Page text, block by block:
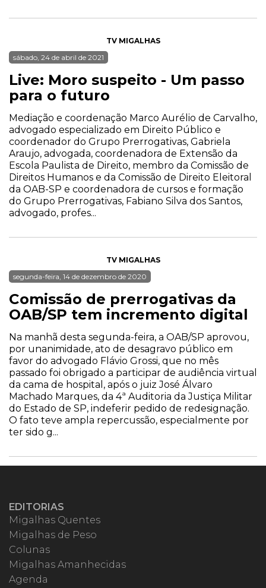
TV MIGALHAS
sábado, 24 de abril de 2021
Live: Moro suspeito - Um passo
para o futuro
Mediação e coordenação Marco Aurélio de Carvalho,
advogado especializado em Direito Público e
coordenador do Grupo Prerrogativas, Gabriela
Araujo, advogada, coordenadora de Extensão da
Escola Paulista de Direito, membro da Comissão de
Direitos Humanos e da Comissão de Direito Eleitoral
da OAB-SP e coordenadora de cursos e formação
do Grupo Prerrogativas, Fabiano Silva dos Santos,
advogado, profes...
TV MIGALHAS
segunda-feira, 14 de dezembro de 2020
Comissão de prerrogativas da
OAB/SP tem incremento digital
Na manhã desta segunda-feira, a OAB/SP aprovou,
por unanimidade, ato de desagravo público em
favor do advogado Flávio Grossi, que no mês
passado foi obrigado a participar de audiência virtual
da cama de hospital, após o juiz José Álvaro
Machado Marques, da 4ª Auditoria da Justiça Militar
do Estado de SP, indeferir pedido de redesignação.
O fato teve ampla repercussão, especialmente por
ter sido g...
EDITORIAS
Migalhas Quentes
Migalhas de Peso
Colunas
Migalhas Amanhecidas
Agenda